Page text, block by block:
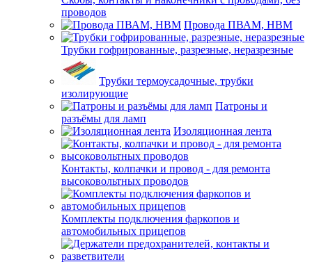
проводов
Провода ПВАМ, НВМ
Трубки гофрированные, разрезные, неразрезные
Трубки термоусадочные, трубки
изолирующие
Патроны и
разъёмы для ламп
Изоляционная лента
Контакты, колпачки и провод - для ремонта
высоковольтных проводов
Комплекты подключения фаркопов и
автомобильных прицепов